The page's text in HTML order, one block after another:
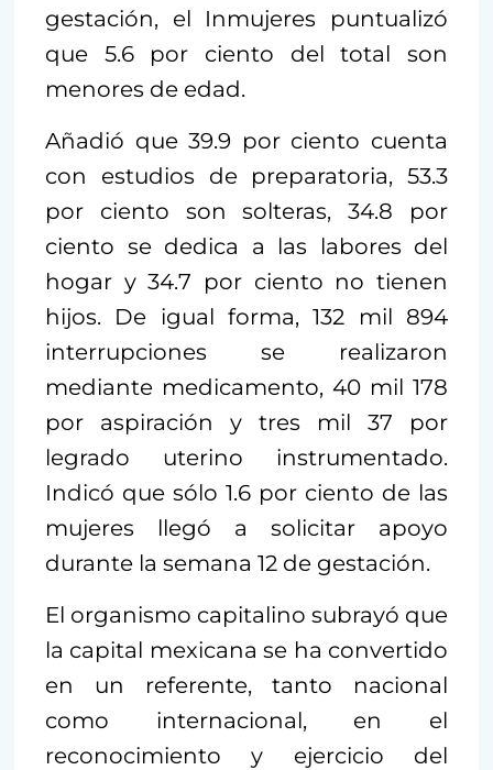
gestación, el Inmujeres puntualizó
que 5.6 por ciento del total son
menores de edad.
Añadió que 39.9 por ciento cuenta
con estudios de preparatoria, 53.3
por ciento son solteras, 34.8 por
ciento se dedica a las labores del
hogar y 34.7 por ciento no tienen
hijos. De igual forma, 132 mil 894
interrupciones se realizaron
mediante medicamento, 40 mil 178
por aspiración y tres mil 37 por
legrado uterino instrumentado.
Indicó que sólo 1.6 por ciento de las
mujeres llegó a solicitar apoyo
durante la semana 12 de gestación.
El organismo capitalino subrayó que
la capital mexicana se ha convertido
en un referente, tanto nacional
como internacional, en el
reconocimiento y ejercicio del